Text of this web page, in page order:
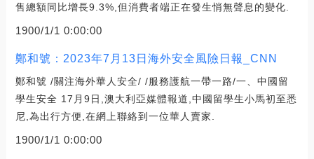
售總額同比增長9.3%,但消費者端正在發生悄無聲息的變化.
1900/1/1 0:00:00
鄭和號：2023年7月13日海外安全風險日報_CNN
鄭和號 /關注海外華人安全/ /服務護航一帶一路/一、中國留
學生安全 17月9日,澳大利亞媒體報道,中國留學生小馬初至悉
尼,為出行方便,在網上聯絡到一位華人賣家.
1900/1/1 0:00:00